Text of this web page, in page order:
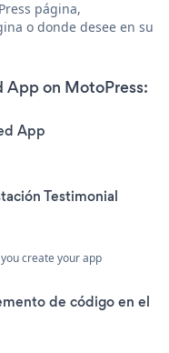
página,
o donde desee en su
App on MotoPress:
App
Testimonial
create your app
de código en el